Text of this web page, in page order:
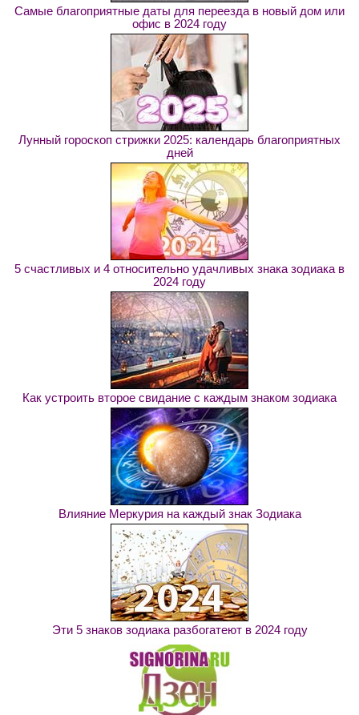
Самые благоприятные даты для переезда в новый дом или
офис в 2024 году
Лунный гороскоп стрижки 2025: календарь благоприятных
дней
5 счастливых и 4 относительно удачливых знака зодиака в
2024 году
Как устроить второе свидание с каждым знаком зодиака
Влияние Меркурия на каждый знак Зодиака
Эти 5 знаков зодиака разбогатеют в 2024 году